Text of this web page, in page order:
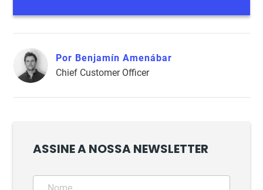
Por Benjamín Amenábar
Chief Customer Officer
ASSINE A NOSSA NEWSLETTER